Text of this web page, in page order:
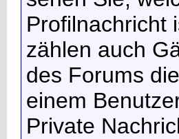
Profilnachricht
zählen auch
des Forums
einem
Private